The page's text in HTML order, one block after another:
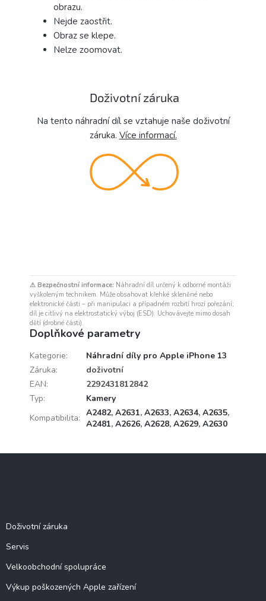
obrazu.
Nejde zaostřit.
Obraz se klepe.
Nelze zoomovat.
Doživotní záruka
Na tento náhradní díl se vztahuje naše doživotní
záruka. Více informací.
⚠ Bezpečnostní informace: Náhradní díl určený k odborné montáži
vyškoleným technikem. Může obsahovat křehké skleněné nebo
elektronické části – při manipulaci a případném rozbití hrozí pořezání;
díl je citlivý na elektrostatický výboj (ESD). Uchovávejte mimo dosah
dětí (drobné části).
Doplňkové parametry
Kategorie:
Náhradní díly pro Apple iPhone 13
Záruka:
doživotní
EAN:
2292431812842
Typ:
Kamery
Kompatibilita: A2482, A2631, A2633, A2634, A2635,
A2481, A2626, A2628, A2629, A2630
Doživotní záruka
Servis
Velkoobchodní spolupráce
Výkup poškozených Apple zařízení